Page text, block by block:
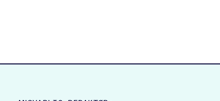
SITE FOOTER